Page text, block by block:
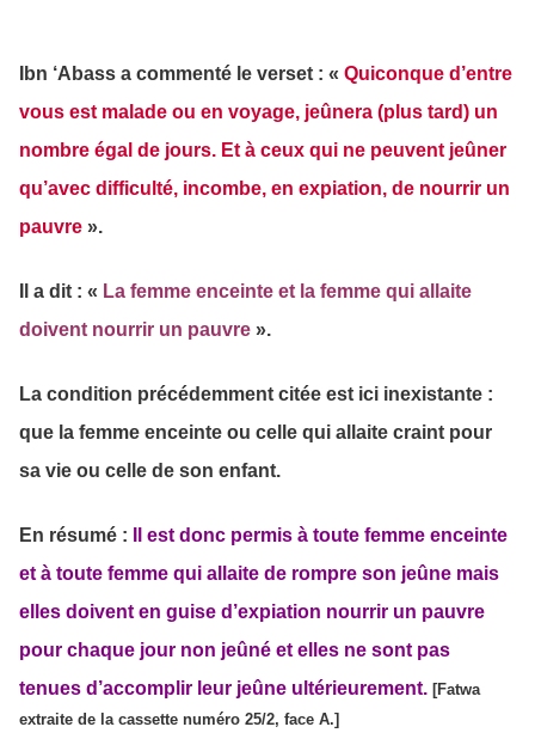
Ibn ‘Abass a commenté le verset : « Quiconque d’entre
vous est malade ou en voyage, jeûnera (plus tard) un
nombre égal de jours. Et à ceux qui ne peuvent jeûner
qu’avec difficulté, incombe, en expiation, de nourrir un
pauvre ».
Il a dit : « La femme enceinte et la femme qui allaite
doivent nourrir un pauvre ».
La condition précédemment citée est ici inexistante :
que la femme enceinte ou celle qui allaite craint pour
sa vie ou celle de son enfant.
En résumé :
Il est donc permis à toute femme enceinte
et à toute femme qui allaite de rompre son jeûne mais
elles doivent en guise d’expiation nourrir un pauvre
pour chaque jour non jeûné et elles ne sont pas
tenues d’accomplir leur jeûne ultérieurement. [Fatwa
extraite de la cassette numéro 25/2, face A.]